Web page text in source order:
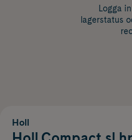
Logga
lagerstatus
Holl